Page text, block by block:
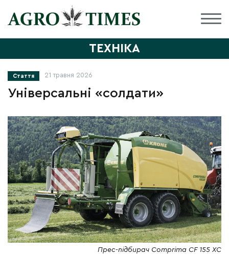
ТЕХНІКА
Стаття 21 травня 2026
Універсальні «солдати»
Прес-підбирач Comprima CF 155 XC